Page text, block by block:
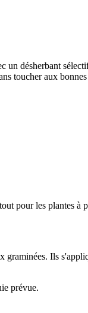
un désherbant
toucher aux bonnes
pour les plantes à
Ils
prévue.